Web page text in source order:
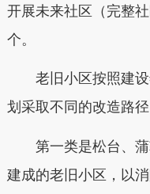
开展未来社区（完整
个。
老旧小区按照建设
划采取不同的改造路径
第一类是松台、蒲
建成的老旧小区，以